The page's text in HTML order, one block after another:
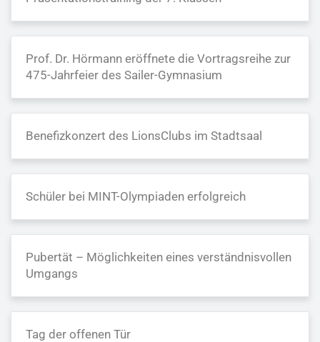
Prof. Dr. Hörmann eröffnete die Vortragsreihe zur
475-Jahrfeier des Sailer-Gymnasium
Benefizkonzert des LionsClubs im Stadtsaal
Schüler bei MINT-Olympiaden erfolgreich
Pubertät – Möglichkeiten eines verständnisvollen
Umgangs
Tag der offenen Tür